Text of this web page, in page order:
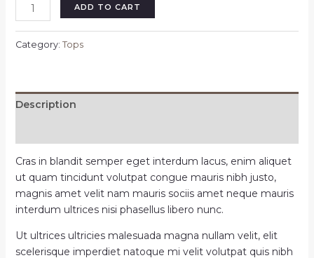
Scarlett
red
long
dress
ADD TO CART
Category: Tops
Description
Cras in blandit semper eget interdum lacus, enim aliquet
ut quam tincidunt volutpat congue mauris nibh justo,
magnis amet velit nam mauris sociis amet neque mauris
interdum ultrices nisi phasellus libero nunc.
Ut ultrices ultricies malesuada magna nullam velit, elit
scelerisque imperdiet natoque mi velit volutpat quis nibh